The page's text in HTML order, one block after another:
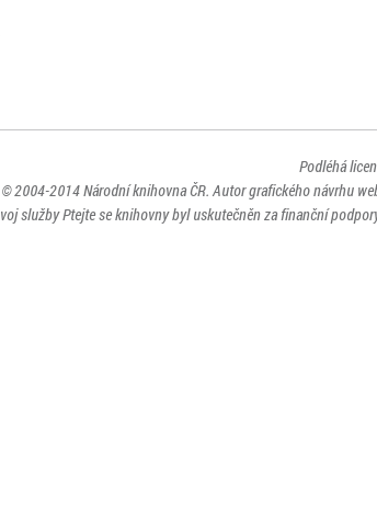
Podléhá
© 2004-2014Národní knihovna ČR. Autor grafického návrhu
služby Ptejte se knihovny byl uskutečněn za finanční